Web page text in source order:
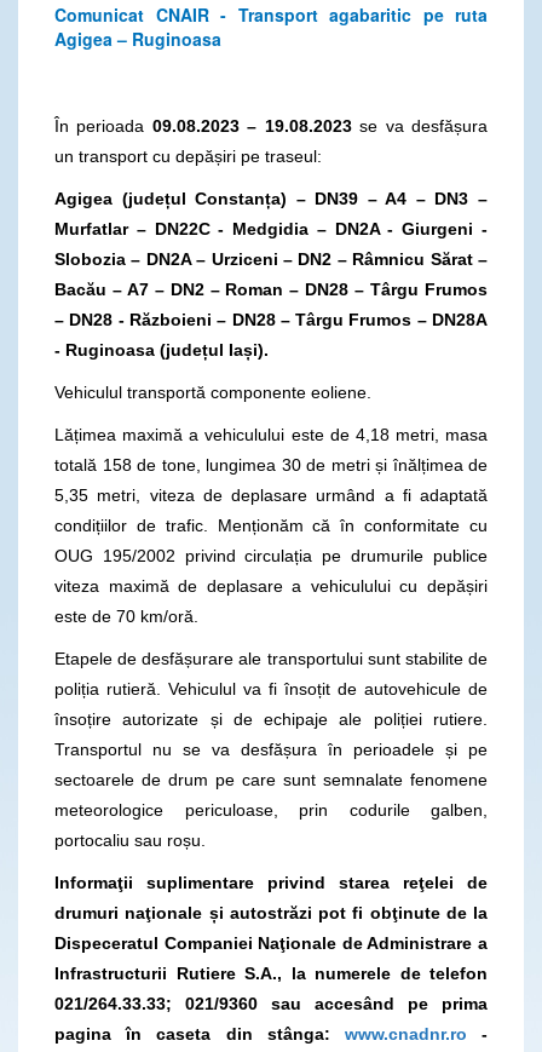
Comunicat CNAIR - Transport agabaritic pe ruta
Agigea – Ruginoasa
În perioada 09.08.2023 – 19.08.2023se va desfășura
un transport cu depășiri pe traseul:
Agigea (județul Constanța) – DN39 – A4 – DN3 –
Murfatlar – DN22C - Medgidia – DN2A - Giurgeni -
Slobozia – DN2A – Urziceni – DN2 – Râmnicu Sărat –
Bacău – A7 – DN2 – Roman – DN28 – Târgu Frumos
– DN28 - Războieni – DN28 – Târgu Frumos – DN28A
- Ruginoasa (județul Iași).
Vehiculul transportă componente eoliene.
Lățimea maximă a vehiculului este de 4,18 metri, masa
totală 158 de tone, lungimea 30 de metri și înălțimea de
5,35 metri, viteza de deplasare urmând a fi adaptată
condițiilor de trafic. Menționăm că în conformitate cu
OUG 195/2002 privind circulația pe drumurile publice
viteza maximă de deplasare a vehiculului cu depășiri
este de 70 km/oră.
Etapele de desfășurare ale transportului sunt stabilite de
poliția rutieră. Vehiculul va fi însoțit de autovehicule de
însoțire autorizate și de echipaje ale poliției rutiere.
Transportul nu se va desfășura în perioadele și pe
sectoarele de drum pe care sunt semnalate fenomene
meteorologice periculoase, prin codurile galben,
portocaliu sau roșu.
Informaţii suplimentare privind starea reţelei de
drumuri naţionale și autostrăzi pot fi obţinute de la
Dispeceratul Companiei Naţionale de Administrare a
Infrastructurii Rutiere S.A., la numerele de telefon
021/264.33.33; 021/9360 sau accesând pe prima
pagina în caseta din stânga: www.cnadnr.ro -